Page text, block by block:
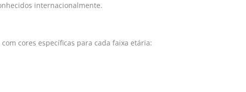
internacionalmente.
cores específicas para cada faixa etária: